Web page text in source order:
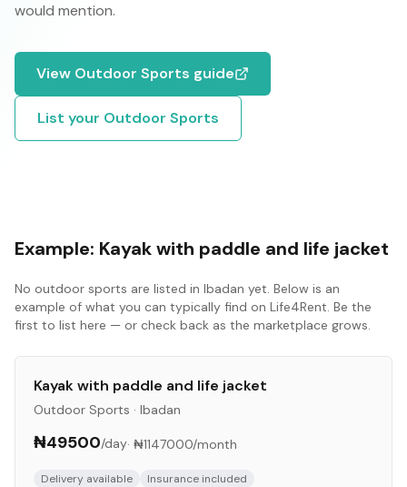
would mention.
View Outdoor Sports guide
List your Outdoor Sports
Example: Kayak with paddle and life jacket
No outdoor sports are listed in Ibadan yet. Below is an
example of what you can typically find on Life4Rent. Be the
first to list here — or check back as the marketplace grows.
Kayak with paddle and life jacket
Outdoor Sports · Ibadan
₦49500/day· ₦1147000/month
Delivery available Insurance included